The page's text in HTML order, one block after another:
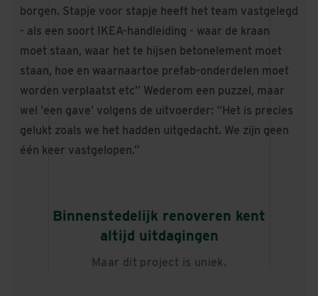
borgen. Stapje voor stapje heeft het team vastgelegd
- als een soort IKEA-handleiding - waar de kraan
moet staan, waar het te hijsen betonelement moet
staan, hoe en waarnaartoe prefab-onderdelen moet
worden verplaatst etc” Wederom een puzzel, maar
wel ‘een gave’ volgens de uitvoerder: “Het is precies
gelukt zoals we het hadden uitgedacht. We zijn geen
één keer vastgelopen.”
Binnenstedelijk renoveren kent
altijd uitdagingen
Maar dit project is uniek.